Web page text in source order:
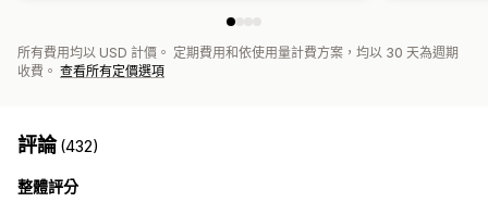
所有費用均以 USD 計價。 定期費用和依使用量計費方案，均以 30 天為週期
收費。 查看所有定價選項
評論(432)
整體評分